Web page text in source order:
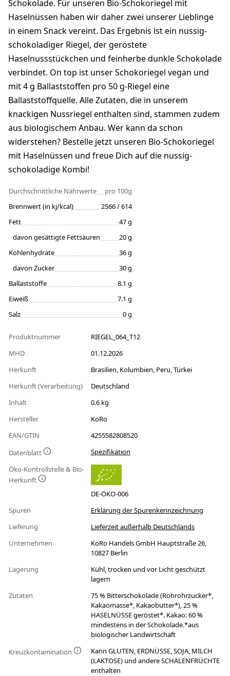
Schokolade. Für unseren Bio-Schokoriegel mit
Haselnüssen haben wir daher zwei unserer Lieblinge
in einem Snack vereint. Das Ergebnis ist ein nussig-
schokoladiger Riegel, der geröstete
Haselnussstückchen und feinherbe dunkle Schokolade
verbindet. On top ist unser Schokoriegel vegan und
mit 4 g Ballaststoffen pro 50 g-Riegel eine
Ballaststoffquelle. Alle Zutaten, die in unserem
knackigen Nussriegel enthalten sind, stammen zudem
aus biologischem Anbau. Wer kann da schon
widerstehen? Bestelle jetzt unseren Bio-Schokoriegel
mit Haselnüssen und freue Dich auf die nussig-
schokoladige Kombi!
Durchschnittliche Nährwerte
pro 100g
Brennwert (in kj/kcal)
2566 / 614
Fett
47 g
davon gesättigte Fettsäuren
20 g
Kohlenhydrate
36 g
davon Zucker
30 g
Ballaststoffe
8.1 g
Eiweiß
7.1 g
Salz
0 g
Produktnummer
RIEGEL_064_T12
MHD
01.12.2026
Herkunft
Brasilien, Kolumbien, Peru, Türkei
Herkunft (Verarbeitung)
Deutschland
Inhalt
0.6 kg
Hersteller
KoRo
EAN/GTIN
4255582808520
Datenblatt
Spezifikation
Öko-Kontrollstelle & Bio-
Herkunft
DE-ÖKO-006
Spuren
Erklärung der Spurenkennzeichnung
Lieferung
Lieferzeit außerhalb Deutschlands
Unternehmen
KoRo Handels GmbH Hauptstraße 26,
10827 Berlin
Lagerung
Kühl, trocken und vor Licht geschützt
lagern
Zutaten
75 % Bitterschokolade (Rohrohrzucker*,
Kakaomasse*, Kakaobutter*), 25 %
HASELNÜSSE geröstet*. Kakao: 60 %
mindestens in der Schokolade.*aus
biologischer Landwirtschaft
Kreuzkontamination
Kann GLUTEN, ERDNÜSSE, SOJA, MILCH
(LAKTOSE) und andere SCHALENFRÜCHTE
enthalten